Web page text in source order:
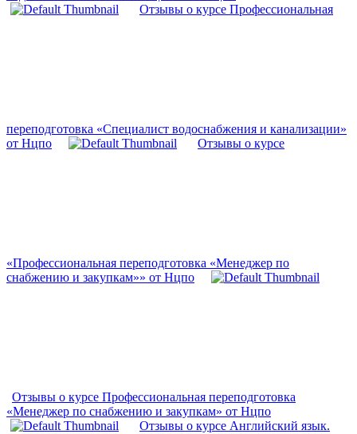
Отзывы о курсе Профессиональная
переподготовка «Специалист водоснабжения и канализации»
от Нцпо
Отзывы о курсе
«Профессиональная переподготовка «Менеджер по
снабжению и закупкам»» от Нцпо
Отзывы о курсе Профессиональная переподготовка
«Менеджер по снабжению и закупкам» от Нцпо
Отзывы о курсе Английский язык.